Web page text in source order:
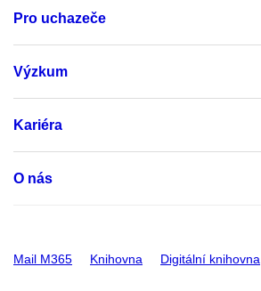
Pro uchazeče
Výzkum
Kariéra
O nás
Mail M365 Knihovna Digitální knihovna